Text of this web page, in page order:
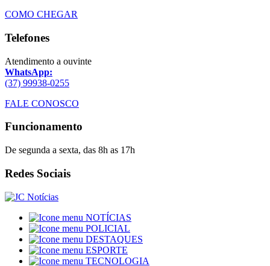
COMO CHEGAR
Telefones
Atendimento a ouvinte
WhatsApp:
(37) 99938-0255
FALE CONOSCO
Funcionamento
De segunda a sexta, das 8h as 17h
Redes Sociais
NOTÍCIAS
POLICIAL
DESTAQUES
ESPORTE
TECNOLOGIA